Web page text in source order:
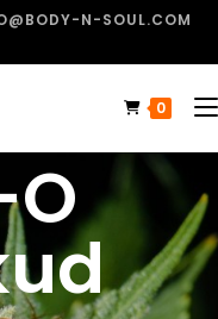
N-SOUL.COM
0